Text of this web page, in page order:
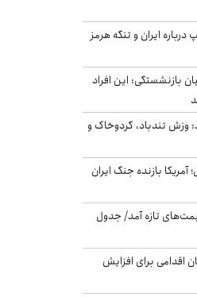
ایران و تنگه هرمز
بازنشستگی: این افراد
وزش تندباد، گردوخاک و
آمریکا بازنده جنگ ایران
تازه آمد/ جدول
اقدامی برای افزایش